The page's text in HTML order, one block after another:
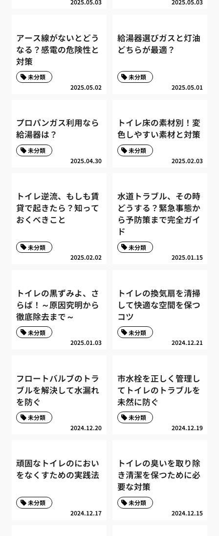
2025.05.03 2025.05.03
アース線がないとどう
なる？感電の危険性と
対策
2025.05.02
未分類
給湯器選びガスと灯油
どちらが最適？
2025.05.01
未分類
プロパンガス利用なら
給湯器は？
2025.04.30
未分類
トイレ床の素材別！変
色しやすい素材と対策
2025.02.03
未分類
トイレ逆流、もしも賃
貸で起きたら？知って
おくべきこと
2025.02.02
未分類
水道トラブル、その時
どうする？緊急事態か
ら予防策まで完全ガイ
ド
2025.01.15
未分類
トイレの黒ずみよ、さ
らば！～原因究明から
徹底除去まで～
2025.01.03
未分類
トイレの換気扇を清掃
して快適な空間を保つ
コツ
2024.12.21
未分類
フロートバルブのトラ
ブルを解決して水漏れ
を防ぐ
2024.12.20
未分類
市水栓を正しく管理し
てトイレのトラブルを
未然に防ぐ
2024.12.19
未分類
頑固なトイレのにおい
をなくすための実践法
2024.12.17
未分類
トイレの臭いを取り除
き清潔を保つために必
要な対策
2024.12.15
未分類